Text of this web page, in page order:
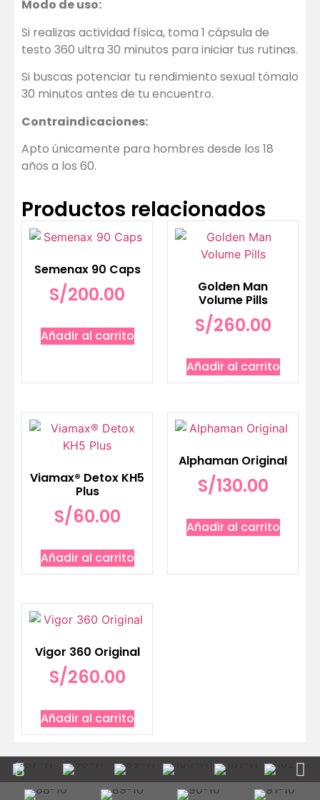
Modo de uso:
Si realizas actividad física, toma 1 cápsula de
testo 360 ultra 30 minutos para iniciar tus rutinas.
Si buscas potenciar tu rendimiento sexual tómalo
30 minutos antes de tu encuentro.
Contraindicaciones:
Apto únicamente para hombres desde los 18
años a los 60.
Productos relacionados
Semenax 90 Caps
S/200.00
Añadir al carrito
Golden Man
Volume Pills
S/260.00
Añadir al carrito
Viamax® Detox KH5
Plus
S/60.00
Añadir al carrito
Alphaman Original
S/130.00
Añadir al carrito
Vigor 360 Original
S/260.00
Añadir al carrito